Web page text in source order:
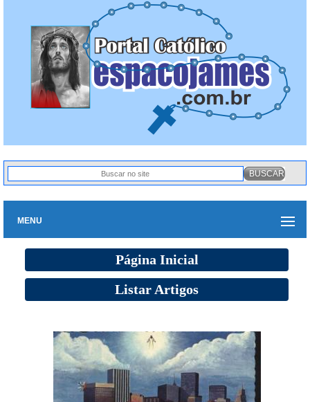
MENU
Página Inicial
Listar Artigos